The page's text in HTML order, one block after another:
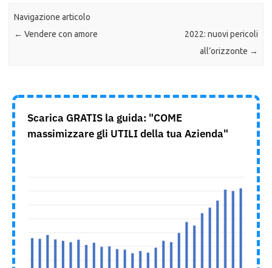
Navigazione articolo
← Vendere con amore
2022: nuovi pericoli
all’orizzonte →
Scarica GRATIS la guida: "COME
massimizzare gli UTILI della tua Azienda"